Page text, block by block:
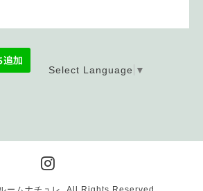
Select Language ▼